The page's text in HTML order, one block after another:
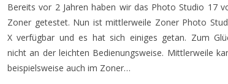
Bereits vor 2 Jahren haben wir das Photo Studio 17
Zoner getestet. Nun ist mittlerweile Zoner Photo
X verfügbar und es hat sich einiges getan. Zum
nicht an der leichten Bedienungsweise. Mittlerweile
beispielsweise auch im Zoner…